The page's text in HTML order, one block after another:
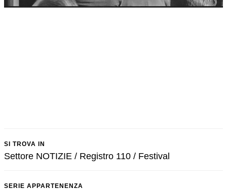
SI TROVA IN
Settore NOTIZIE / Registro 110 / Festival
SERIE APPARTENENZA